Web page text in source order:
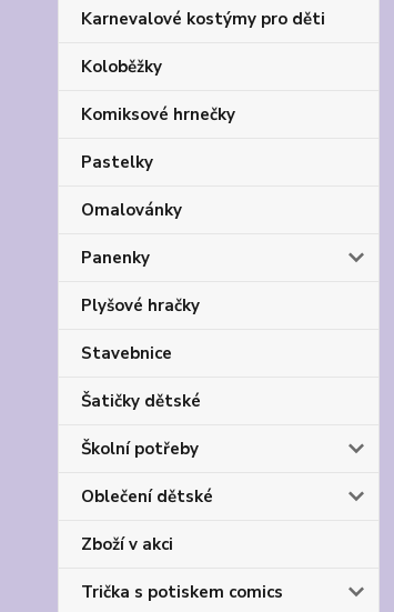
Karnevalové kostýmy pro děti
Koloběžky
Komiksové hrnečky
Pastelky
Omalovánky
Panenky
Plyšové hračky
Stavebnice
Šatičky dětské
Školní potřeby
Oblečení dětské
Zboží v akci
Trička s potiskem comics